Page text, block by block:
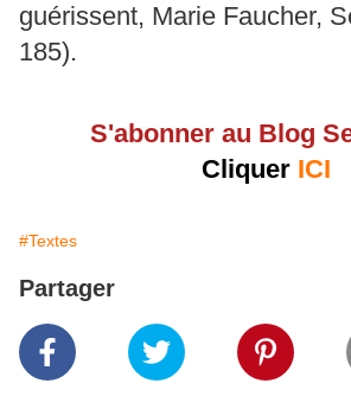
guérissent, Marie Faucher,
185).
S'abonner au Blog
Cliquer ICI
#Textes
Partager